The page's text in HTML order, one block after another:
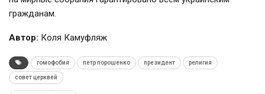
гражданам.
Автор: Коля Камуфляж
гомофобия петр порошенко президент религия
совет церквей